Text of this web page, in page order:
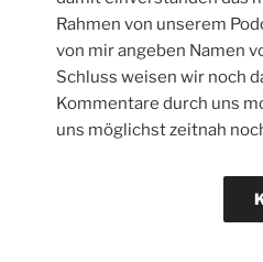
Rahmen von unserem
von mir angeben Namen
Schluss weisen wir noch
Kommentare durch uns
uns möglichst zeitnah